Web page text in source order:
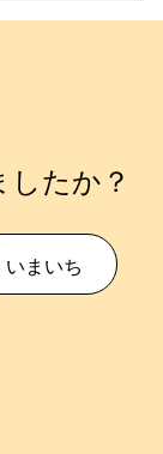
たか？
いまいち